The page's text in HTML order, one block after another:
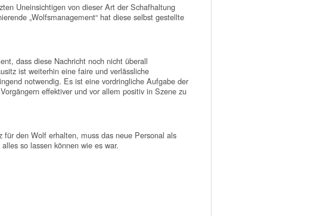
Uneinsichtigen von dieser Art der Schafhaltung
„Wolfsmanagement“ hat diese selbst gestellte
dass diese Nachricht noch nicht überall
ist weiterhin eine faire und verlässliche
notwendig. Es ist eine vordringliche Aufgabe der
effektiver und vor allem positiv in Szene zu
den Wolf erhalten, muss das neue Personal als
so lassen können wie es war.